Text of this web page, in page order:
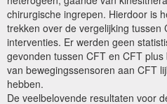
chirurgische ingrepen. Hierdoor is
trekken over de vergelijking tussen
interventies. Er werden geen
gevonden tussen CFT en CFT
van bewegingssensoren aan CFT
hebben.
De veelbelovende resultaten voor